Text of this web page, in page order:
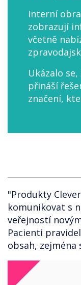
Interní
zobrazují
včetně
Ukázalo
přináší
značení,
"Produkty
komunikovat s
veřejností
Pacienti
obsah, zejména